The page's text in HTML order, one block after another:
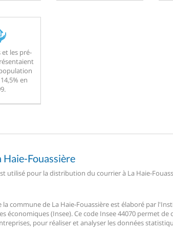
et les pré-
en
Fouassière
utilisé pour la distribution du courrier à La Haie-
la commune de La Haie-Fouassière est élaboré par
économiques (Insee). Ce code Insee 44070 permet de
pour réaliser et analyser les données